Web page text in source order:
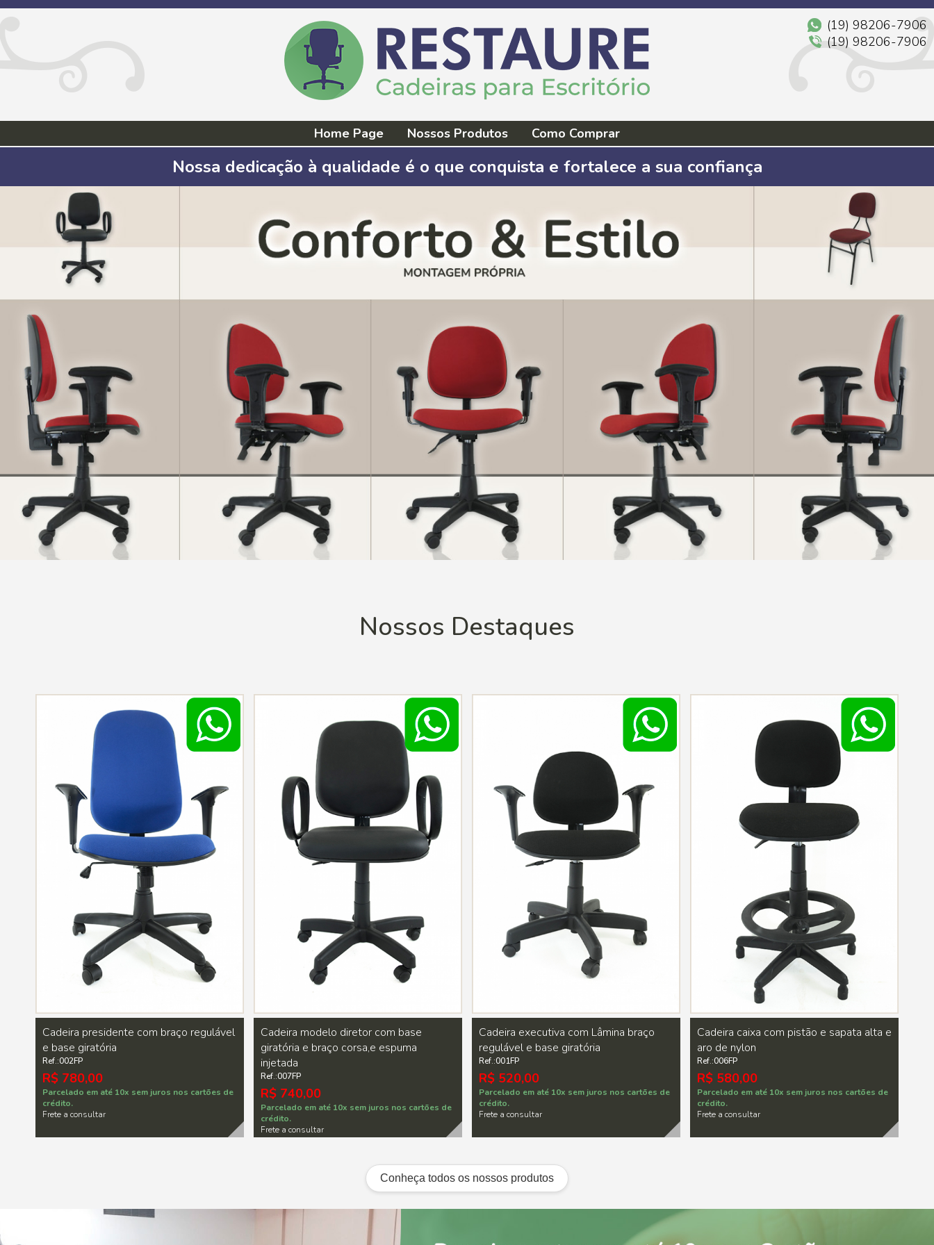
(19) 98206-7906
(19) 98206-7906
Home Page Nossos Produtos Como Comprar
Nossa dedicação à qualidade é o que conquista e fortalece a sua confiança
Nossos Destaques
Cadeira presidente com braço regulável
e base giratória
Ref.:002FP
R$ 780,00
Parcelado em até 10x sem juros nos cartões de
crédito.
Frete a consultar
Cadeira modelo diretor com base
giratória e braço corsa,e espuma
injetada
Ref.:007FP
R$ 740,00
Parcelado em até 10x sem juros nos cartões de
crédito.
Frete a consultar
Cadeira executiva com Lâmina braço
regulável e base giratória
Ref.:001FP
R$ 520,00
Parcelado em até 10x sem juros nos cartões de
crédito.
Frete a consultar
Cadeira caixa com pistão e sapata alta e
aro de nylon
Ref.:006FP
R$ 580,00
Parcelado em até 10x sem juros nos cartões de
crédito.
Frete a consultar
Conheça todos os nossos produtos